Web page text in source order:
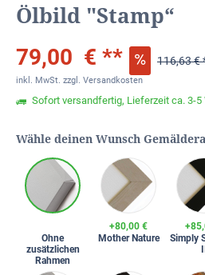
Ölbild "Stamp“
79,00 € ** 116,63 €
inkl. MwSt. zzgl. Versandkosten
Sofort versandfertig, Lieferzeit ca. 3-5
Wähle deinen Wunsch
Ohne
zusätzlichen
Rahmen
+80,00 €
Mother Nature
Simply